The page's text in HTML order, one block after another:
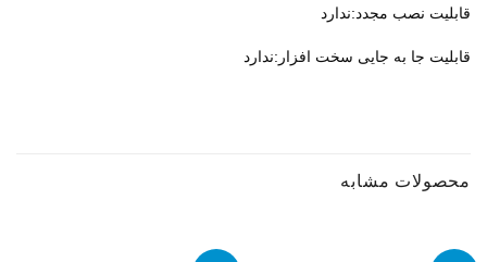
قابلیت نصب مجدد:ندارد
قابلیت جا به جایی سخت افزار:ندارد
محصولات مشابه